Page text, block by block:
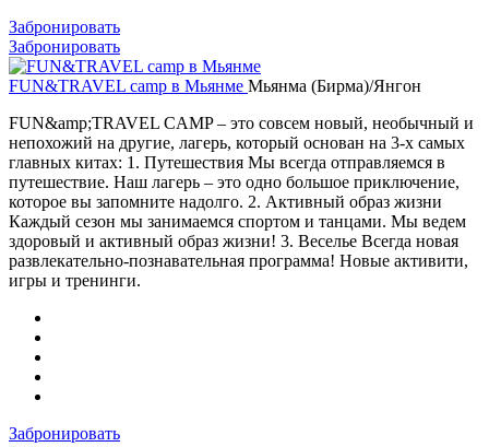
Забронировать
Забронировать
FUN&TRAVEL camp в Мьянме Мьянма (Бирма)/Янгон
FUN&amp;TRAVEL CAMP – это совсем новый, необычный и
непохожий на другие, лагерь, который основан на 3-х самых
главных китах: 1. Путешествия Мы всегда отправляемся в
путешествие. Наш лагерь – это одно большое приключение,
которое вы запомните надолго. 2. Активный образ жизни
Каждый сезон мы занимаемся спортом и танцами. Мы ведем
здоровый и активный образ жизни! 3. Веселье Всегда новая
развлекательно-познавательная программа! Новые активити,
игры и тренинги.
Забронировать